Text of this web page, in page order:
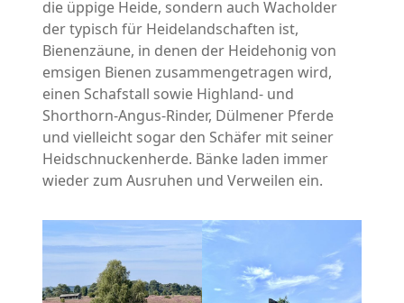
die üppige Heide, sondern auch Wacholder
der typisch für Heidelandschaften ist,
Bienenzäune, in denen der Heidehonig von
emsigen Bienen zusammengetragen wird,
einen Schafstall sowie Highland- und
Shorthorn-Angus-Rinder, Dülmener Pferde
und vielleicht sogar den Schäfer mit seiner
Heidschnuckenherde. Bänke laden immer
wieder zum Ausruhen und Verweilen ein.